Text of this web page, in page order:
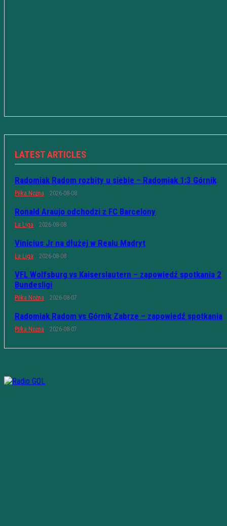
LATEST ARTICLES
Radomiak Radom rozbity u siebie – Radomiak 1:3 Górnik
Piłka Nożna 2026-08-08
Ronald Araujo odchodzi z FC Barcelony
La Liga 2026-08-08
Vinicius Jr na dłużej w Realu Madryt
La Liga 2026-08-08
VFL Wolfsburg vs Kaiserslautern – zapowiedź spotkania 2
Bundesligi
Piłka Nożna 2026-08-07
Radomiak Radom vs Górnik Zabrze – zapowiedź spotkania
Piłka Nożna 2026-08-07